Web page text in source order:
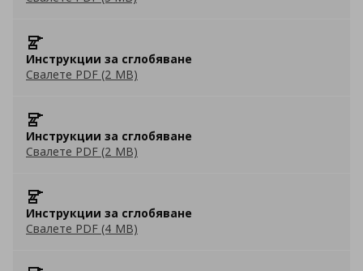
Инструкции за сглобяване
Свалете PDF (2 MB)
Инструкции за сглобяване
Свалете PDF (2 MB)
Инструкции за сглобяване
Свалете PDF (4 MB)